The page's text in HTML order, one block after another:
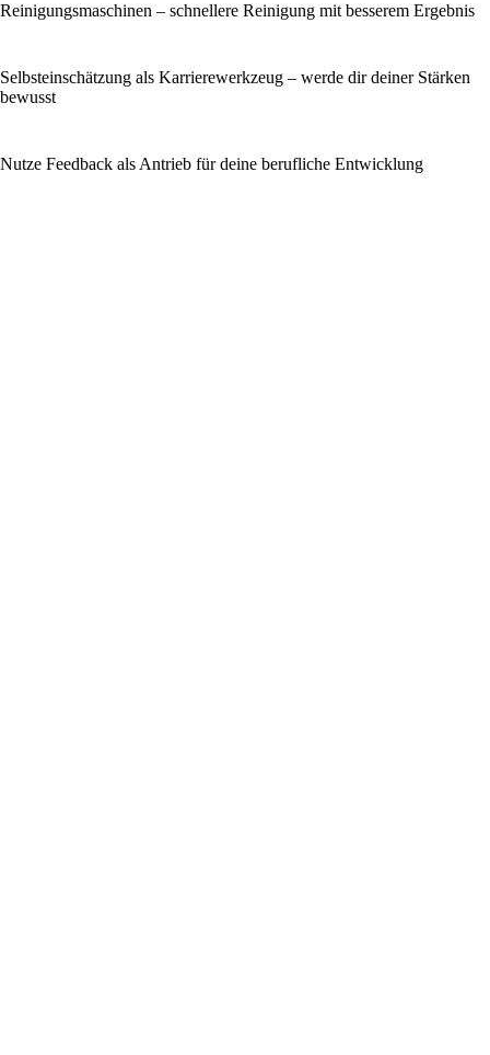
Reinigungsmaschinen – schnellere Reinigung mit besserem Ergebnis
Selbsteinschätzung als Karrierewerkzeug – werde dir deiner Stärken
bewusst
Nutze Feedback als Antrieb für deine berufliche Entwicklung